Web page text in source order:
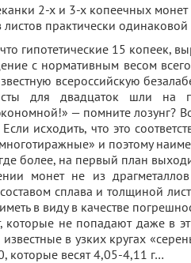
2-х и 3-х копеечных монет
листов практически
гипотетические 15 копеек,
с нормативным весом
всероссийскую
для двадцаток шли на
— помните лозунг?
исходить, что это
и поэтому
более, на первый план
монет не из
сплава и толщиной
в виду в качестве
которые не попадают даже в
в узких кругах
которые весят 4,05-4,11 г…